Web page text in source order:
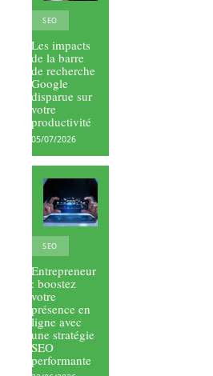
SEO
Les impacts
de la barre
de recherche
Google
disparue sur
votre
productivité
05/07/2026
SEO
Entrepreneur
: boostez
votre
présence en
ligne avec
une stratégie
SEO
performante